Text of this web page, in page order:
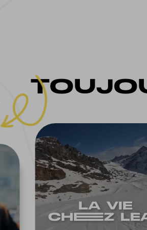
LA VIE
CHEEZ